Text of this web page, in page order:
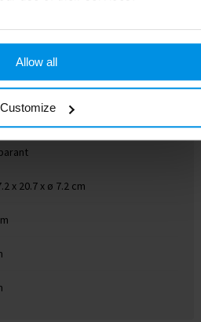
Allow all
Customize
x 20.7 x ø 7.2 cm